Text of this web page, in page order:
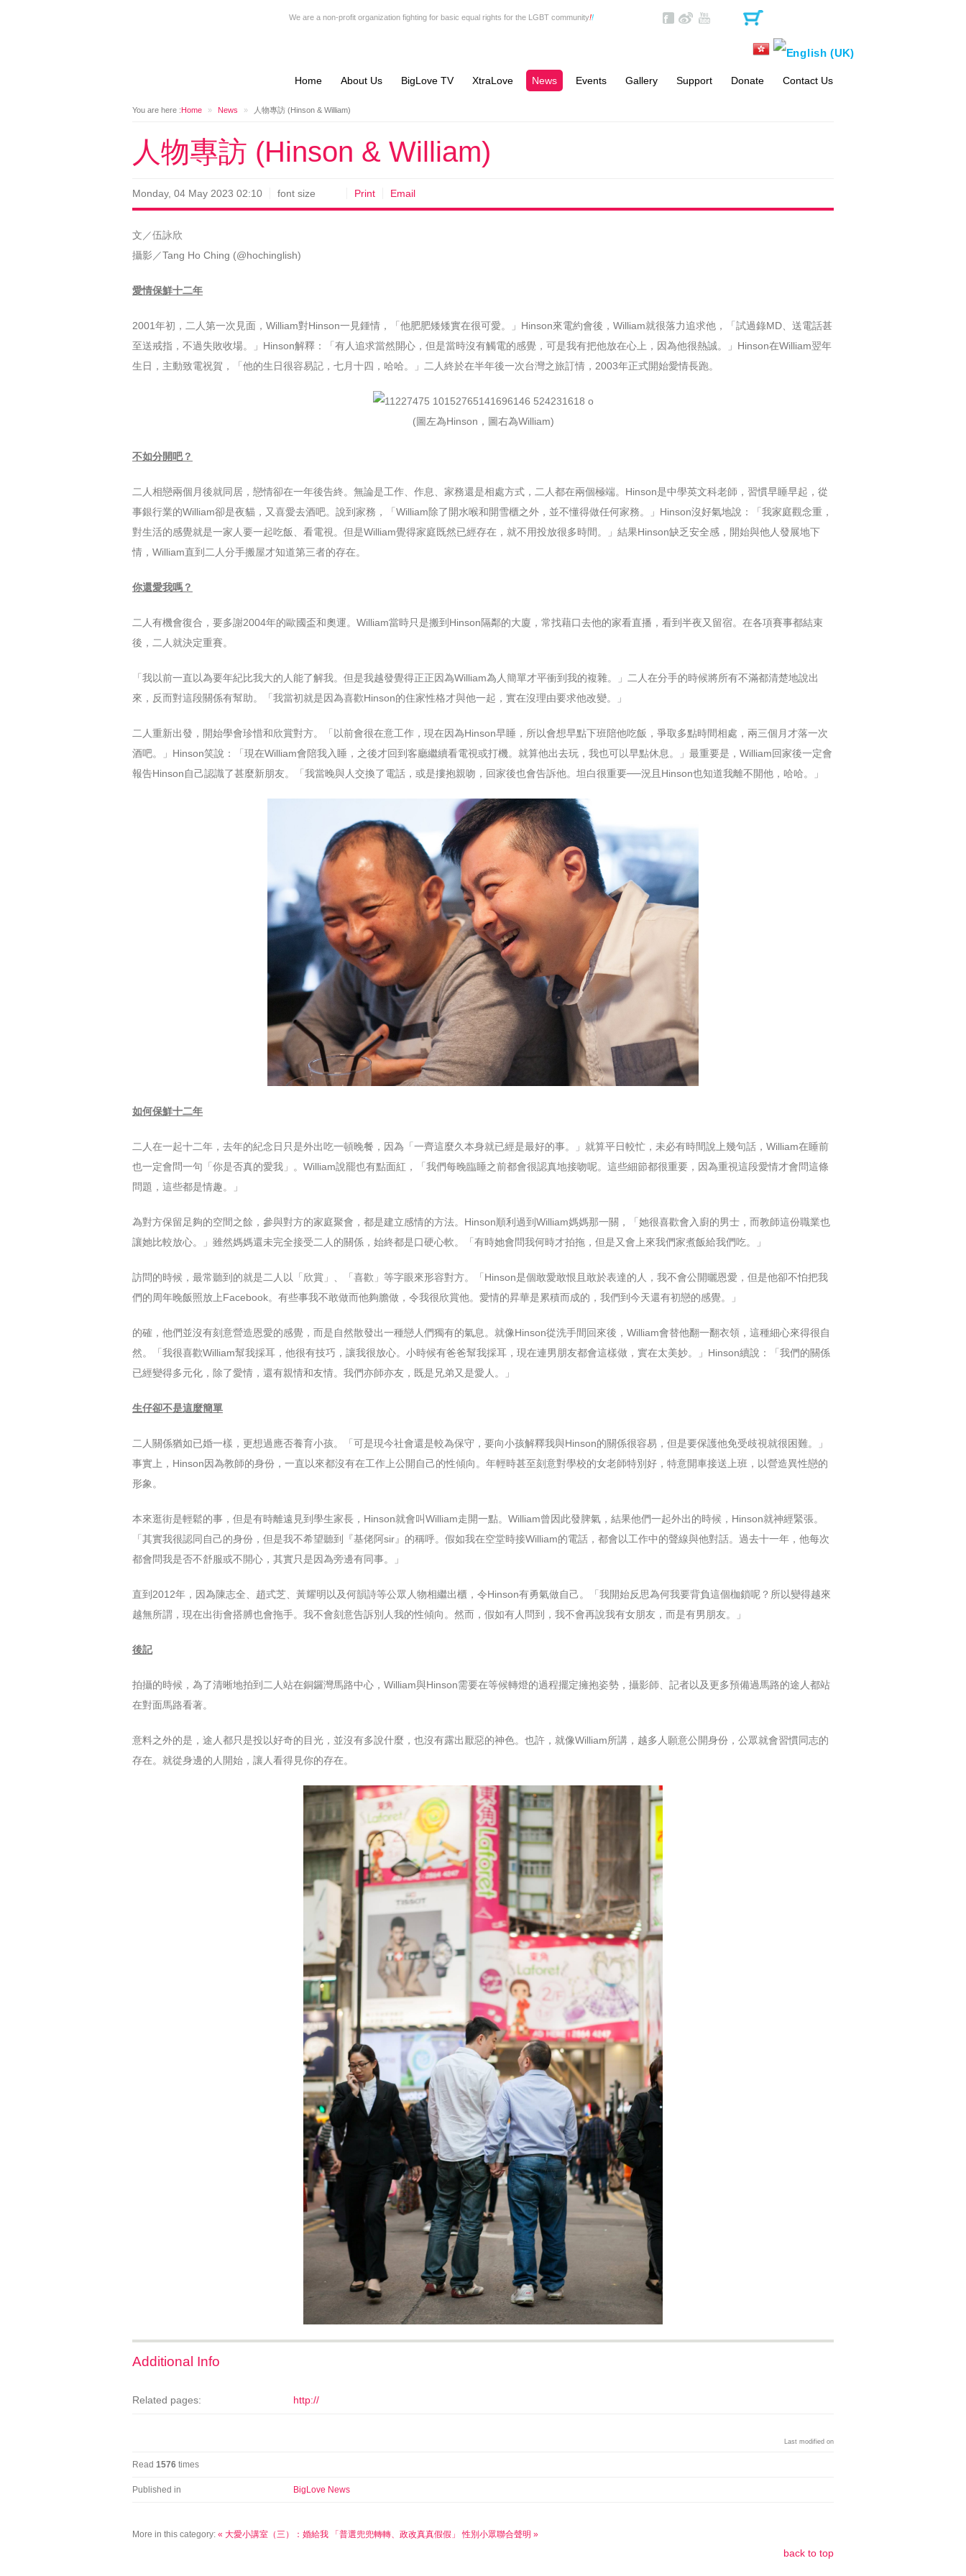
We are a non-profit organization fighting for basic equal rights for the LGBT community!!
Home About Us BigLove TV XtraLove News Events Gallery Support Donate Contact Us
You are here :Home » News » 人物專訪 (Hinson & William)
人物專訪 (Hinson & William)
Monday, 04 May 2023 02:10 font size Print Email
文／伍詠欣
攝影／Tang Ho Ching (@hochinglish)
愛情保鮮十二年
2001年初，二人第一次見面，William對Hinson一見鍾情，「他肥肥矮矮實在很可愛。」Hinson來電約會後，William就很落力追求他，「試過錄MD、送電話甚
至送戒指，不過失敗收場。」Hinson解釋：「有人追求當然開心，但是當時沒有觸電的感覺，可是我有把他放在心上，因為他很熱誠。」Hinson在William翌年
生日，主動致電祝賀，「他的生日很容易記，七月十四，哈哈。」二人終於在半年後一次台灣之旅訂情，2003年正式開始愛情長跑。
(圖左為Hinson，圖右為William)
不如分開吧？
二人相戀兩個月後就同居，戀情卻在一年後告終。無論是工作、作息、家務還是相處方式，二人都在兩個極端。Hinson是中學英文科老師，習慣早睡早起，從
事銀行業的William卻是夜貓，又喜愛去酒吧。說到家務，「William除了開水喉和開雪櫃之外，並不懂得做任何家務。」Hinson沒好氣地說：「我家庭觀念重，
對生活的感覺就是一家人要一起吃飯、看電視。但是William覺得家庭既然已經存在，就不用投放很多時間。」結果Hinson缺乏安全感，開始與他人發展地下
情，William直到二人分手搬屋才知道第三者的存在。
你還愛我嗎？
二人有機會復合，要多謝2004年的歐國盃和奧運。William當時只是搬到Hinson隔鄰的大廈，常找藉口去他的家看直播，看到半夜又留宿。在各項賽事都結束
後，二人就決定重賽。
「我以前一直以為要年紀比我大的人能了解我。但是我越發覺得正正因為William為人簡單才平衝到我的複雜。」二人在分手的時候將所有不滿都清楚地說出
來，反而對這段關係有幫助。「我當初就是因為喜歡Hinson的住家性格才與他一起，實在沒理由要求他改變。」
二人重新出發，開始學會珍惜和欣賞對方。「以前會很在意工作，現在因為Hinson早睡，所以會想早點下班陪他吃飯，爭取多點時間相處，兩三個月才落一次
酒吧。」Hinson笑說：「現在William會陪我入睡，之後才回到客廳繼續看電視或打機。就算他出去玩，我也可以早點休息。」最重要是，William回家後一定會
報告Hinson自己認識了甚麼新朋友。「我當晚與人交換了電話，或是摟抱親吻，回家後也會告訴他。坦白很重要──況且Hinson也知道我離不開他，哈哈。」
如何保鮮十二年
二人在一起十二年，去年的紀念日只是外出吃一頓晚餐，因為「一齊這麼久本身就已經是最好的事。」就算平日較忙，未必有時間說上幾句話，William在睡前
也一定會問一句「你是否真的愛我」。William說罷也有點面紅，「我們每晚臨睡之前都會很認真地接吻呢。這些細節都很重要，因為重視這段愛情才會問這條
問題，這些都是情趣。」
為對方保留足夠的空間之餘，參與對方的家庭聚會，都是建立感情的方法。Hinson順利過到William媽媽那一關，「她很喜歡會入廚的男士，而教師這份職業也
讓她比較放心。」雖然媽媽還未完全接受二人的關係，始終都是口硬心軟。「有時她會問我何時才拍拖，但是又會上來我們家煮飯給我們吃。」
訪問的時候，最常聽到的就是二人以「欣賞」、「喜歡」等字眼來形容對方。「Hinson是個敢愛敢恨且敢於表達的人，我不會公開曬恩愛，但是他卻不怕把我
們的周年晚飯照放上Facebook。有些事我不敢做而他夠膽做，令我很欣賞他。愛情的昇華是累積而成的，我們到今天還有初戀的感覺。」
的確，他們並沒有刻意營造恩愛的感覺，而是自然散發出一種戀人們獨有的氣息。就像Hinson從洗手間回來後，William會替他翻一翻衣領，這種細心來得很自
然。「我很喜歡William幫我採耳，他很有技巧，讓我很放心。小時候有爸爸幫我採耳，現在連男朋友都會這樣做，實在太美妙。」Hinson續說：「我們的關係
已經變得多元化，除了愛情，還有親情和友情。我們亦師亦友，既是兄弟又是愛人。」
生仔卻不是這麼簡單
二人關係猶如已婚一樣，更想過應否養育小孩。「可是現今社會還是較為保守，要向小孩解釋我與Hinson的關係很容易，但是要保護他免受歧視就很困難。」
事實上，Hinson因為教師的身份，一直以來都沒有在工作上公開自己的性傾向。年輕時甚至刻意對學校的女老師特別好，特意開車接送上班，以營造異性戀的
形象。
本來逛街是輕鬆的事，但是有時離遠見到學生家長，Hinson就會叫William走開一點。William曾因此發脾氣，結果他們一起外出的時候，Hinson就神經緊張。
「其實我很認同自己的身份，但是我不希望聽到『基佬阿sir』的稱呼。假如我在空堂時接William的電話，都會以工作中的聲線與他對話。過去十一年，他每次
都會問我是否不舒服或不開心，其實只是因為旁邊有同事。」
直到2012年，因為陳志全、趙式芝、黃耀明以及何韻詩等公眾人物相繼出櫃，令Hinson有勇氣做自己。「我開始反思為何我要背負這個枷鎖呢？所以變得越來
越無所謂，現在出街會搭膊也會拖手。我不會刻意告訴別人我的性傾向。然而，假如有人問到，我不會再說我有女朋友，而是有男朋友。」
後記
拍攝的時候，為了清晰地拍到二人站在銅鑼灣馬路中心，William與Hinson需要在等候轉燈的過程擺定擁抱姿勢，攝影師、記者以及更多預備過馬路的途人都站
在對面馬路看著。
意料之外的是，途人都只是投以好奇的目光，並沒有多說什麼，也沒有露出厭惡的神色。也許，就像William所講，越多人願意公開身份，公眾就會習慣同志的
存在。就從身邊的人開始，讓人看得見你的存在。
Additional Info
Related pages: http://
Last modified on
Read 1576 times
Published in BigLove News
More in this category: « 大愛小講室（三）：婚給我 「普選兜兜轉轉、政改真真假假」 性別小眾聯合聲明 »
back to top